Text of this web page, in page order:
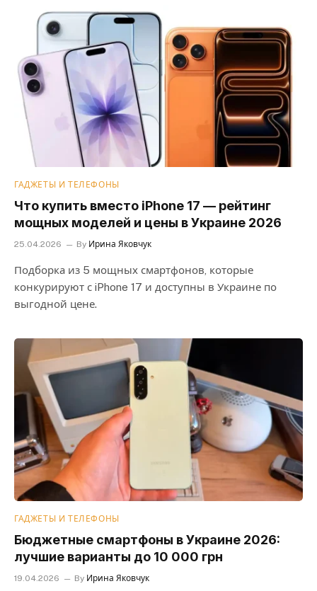
ГАДЖЕТЫ И ТЕЛЕФОНЫ
Что купить вместо iPhone 17 — рейтинг
мощных моделей и цены в Украине 2026
25.04.2026 By Ирина Яковчук
Подборка из 5 мощных смартфонов, которые
конкурируют с iPhone 17 и доступны в Украине по
выгодной цене.
ГАДЖЕТЫ И ТЕЛЕФОНЫ
Бюджетные смартфоны в Украине 2026:
лучшие варианты до 10 000 грн
19.04.2026 By Ирина Яковчук